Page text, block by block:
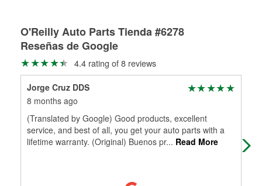
partes de reemplazo correctas para tu reparación.
Rectificación de tambores y discos de freno
O'Reilly Auto Parts Tienda #6278
Reseñas de Google
4.4 rating of 8 reviews
Jorge Cruz DDS
8 months ago
(Translated by Google) Good products, excellent
service, and best of all, you get your auto parts with a
lifetime warranty. (Original) Buenos pr... Read More